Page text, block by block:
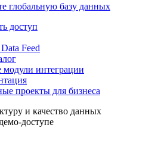
глобальную базу данных
доступ
Feed
модули интеграции
проекты для бизнеса
и качество данных
доступе